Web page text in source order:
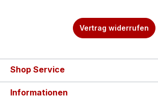
Vertrag widerrufen
Shop Service
Informationen